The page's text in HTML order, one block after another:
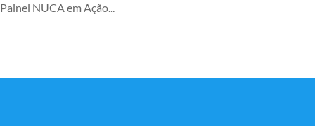
Painel NUCA em Ação...